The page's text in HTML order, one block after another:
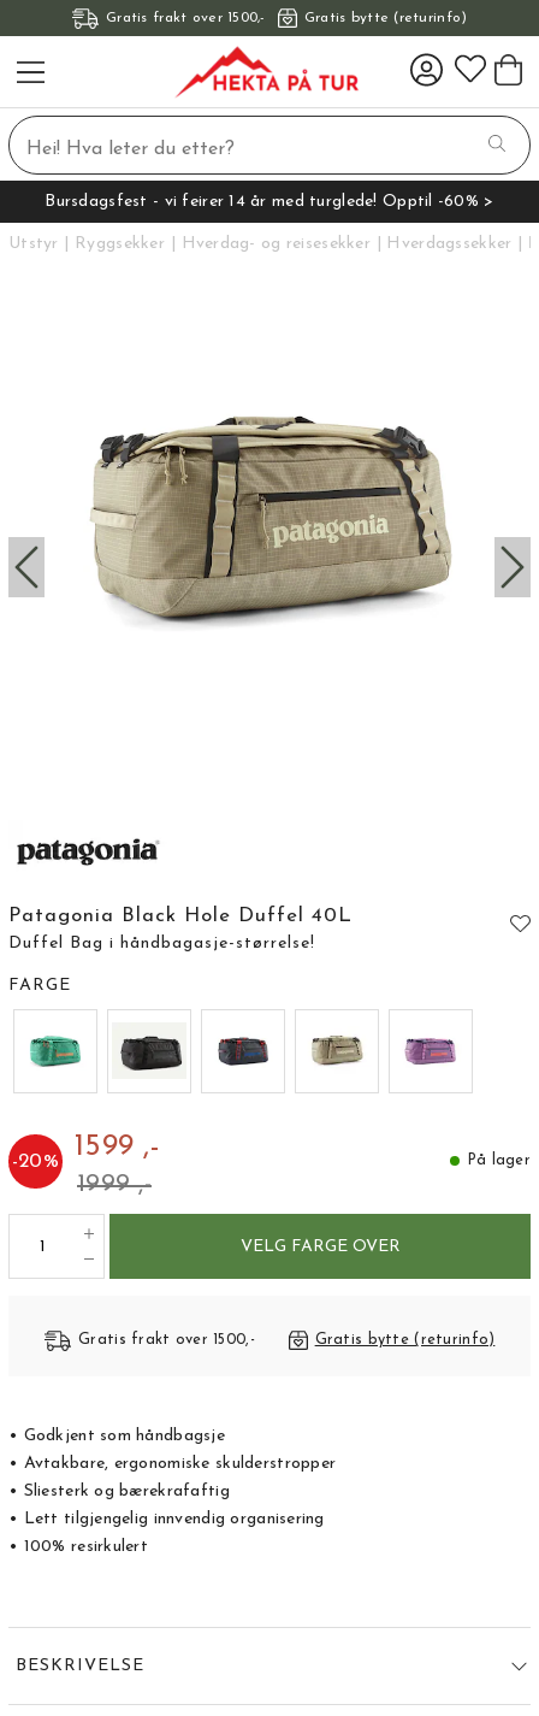
Gratis frakt over 1500,- Gratis bytte (returinfo)
Bursdagsfest - vi feirer 14 år med turglede! Opptil -60% >
Utstyr Ryggsekker Hverdag- og reisesekker Hverdagssekker
Patagonia Black Hole Duffel 40L
Duffel Bag i håndbagasje-størrelse!
FARGE
-20% 1599 ,-
1999 ,-
På lager
VELG FARGE OVER
Gratis frakt over 1500,- Gratis bytte (returinfo)
• Godkjent som håndbagsje
• Avtakbare, ergonomiske skulderstropper
• Sliesterk og bærekrafaftig
• Lett tilgjengelig innvendig organisering
• 100% resirkulert
BESKRIVELSE